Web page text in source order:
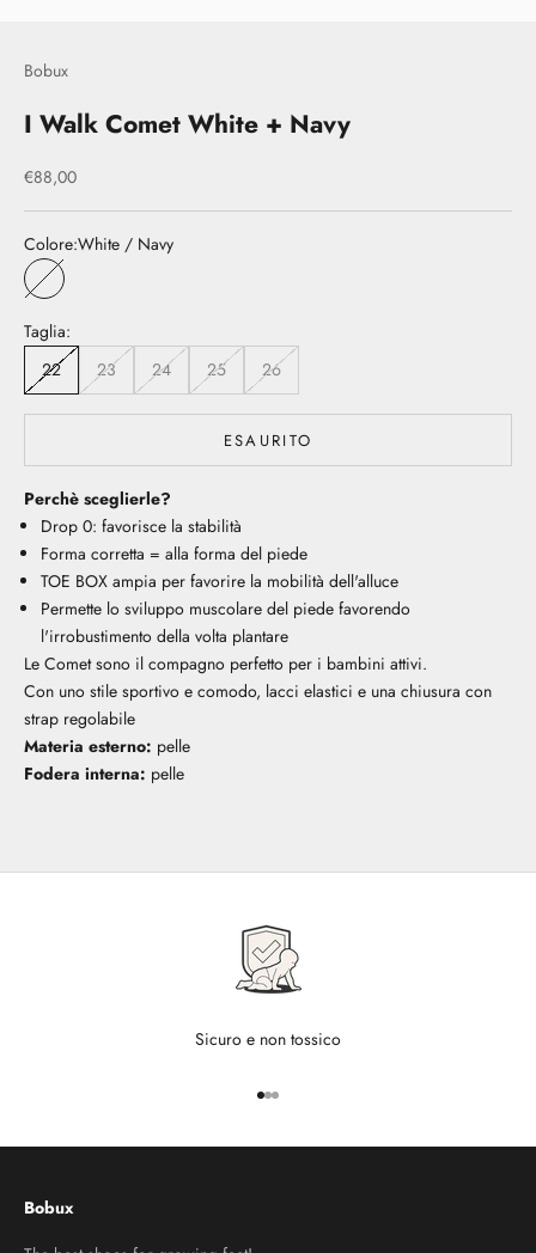
Bobux
I Walk Comet White + Navy
Prezzo scontato
€88,00
Colore:White / Navy
White / Navy
Taglia:
22
23 24 25 26
ESAURITO
Perchè sceglierle?
Drop 0: favorisce la stabilità
Forma corretta = alla forma del piede
TOE BOX ampia per favorire la mobilità dell'alluce
Permette lo sviluppo muscolare del piede favorendo
l'irrobustimento della volta plantare
Le Comet sono il compagno perfetto per i bambini attivi.
Con uno stile sportivo e comodo, lacci elastici e una chiusura con
strap regolabile
Materia esterno: pelle
Fodera interna: pelle
Sicuro e non tossico
Vai all'articolo 1
Vai all'articolo 2
Vai all'articolo 3
Bobux